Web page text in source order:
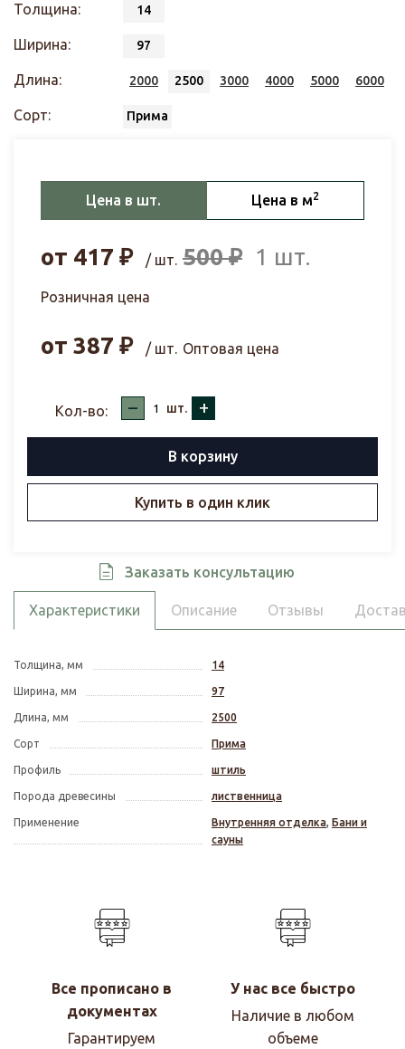
Толщина: 14
Ширина: 97
Длина: 2000 2500 3000 4000 5000 6000
Сорт: Прима
Цена в шт. Цена в м2
от 417 ₽ / шт. 500₽ 1 шт.
Розничная цена
от 387 ₽ / шт. Оптовая цена
Кол-во: – шт. +
В корзину
Купить в один клик
Заказать консультацию
Характеристики Описание Отзывы
Толщина, мм 14
Ширина, мм 97
Длина, мм 2500
Сорт Прима
Профиль штиль
Порода древесины лиственница
Применение Внутренняя отделка, Бани и
сауны
Все прописано в
документах
Гарантируем
У нас все быстро
Наличие в любом
объеме